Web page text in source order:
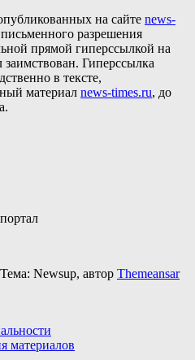
на сайте news-
письменного разрешения
прямой гиперссылкой на
заимствован. Гиперссылка
в тексте,
материал news-times.ru, до
Тема: Newsup, автор Themeansar
материалов